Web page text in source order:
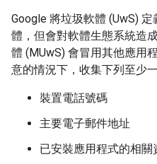
Google 將垃圾軟體 (UwS)
體，但會對軟體生態系統造
體 (MUwS) 會冒用其他應用
意的情況下，收集下列至少
裝置電話號碼
主要電子郵件地址
已安裝應用程式的相關